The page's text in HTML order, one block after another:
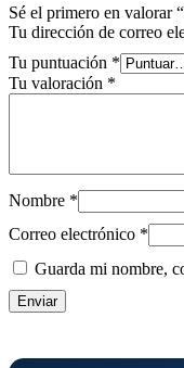
Sé el primero en valorar
Tu dirección de correo
Tu puntuación *
Tu valoración *
Nombre *
Correo electrónico *
Guarda mi nombre,